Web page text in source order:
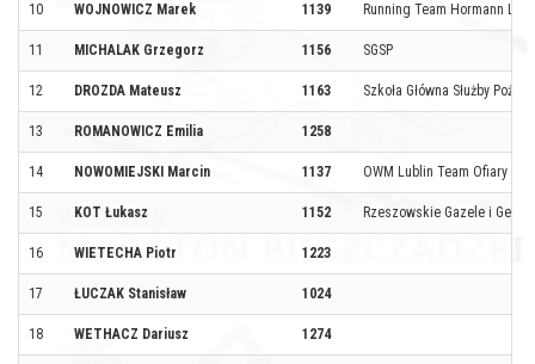
10 WOJNOWICZ Marek 1139 Running Team Hormann
11 MICHALAK Grzegorz 1156 SGSP
12 DROZDA Mateusz 1163 Szkoła Główna Służby
13 ROMANOWICZ Emilia 1258
14 NOWOMIEJSKI Marcin 1137 OWM Lublin Team Ofiary
15 KOT Łukasz 1152 Rzeszowskie Gazele i
16 WIETECHA Piotr 1223
17 ŁUCZAK Stanisław 1024
18 WETHACZ Dariusz 1274